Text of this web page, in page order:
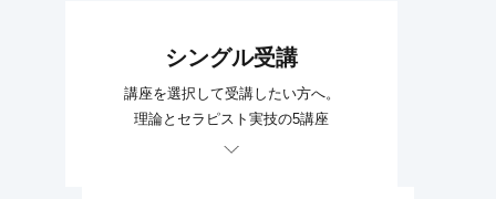
シングル受講
講座を選択して受講したい方へ。
理論とセラピスト実技の5講座